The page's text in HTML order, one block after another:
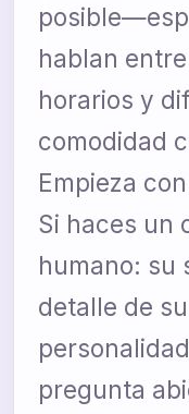
hablan
horarios y
comodidad
Empieza
Si haces un
humano: su
detalle de
pregunta